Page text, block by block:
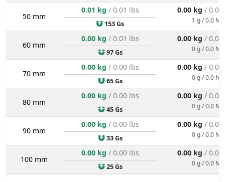
50 mm
0.01 kg / 0.01 lbs
153 Gs
0.00 kg / 0.00
1 g / 0.0 N
60 mm
0.00 kg / 0.01 lbs
97 Gs
0.00 kg / 0.00
0 g / 0.0 N
70 mm
0.00 kg / 0.00 lbs
65 Gs
0.00 kg / 0.00
0 g / 0.0 N
80 mm
0.00 kg / 0.00 lbs
45 Gs
0.00 kg / 0.00
0 g / 0.0 N
90 mm
0.00 kg / 0.00 lbs
33 Gs
0.00 kg / 0.00
0 g / 0.0 N
100 mm
0.00 kg / 0.00 lbs
25 Gs
0.00 kg / 0.00
0 g / 0.0 N